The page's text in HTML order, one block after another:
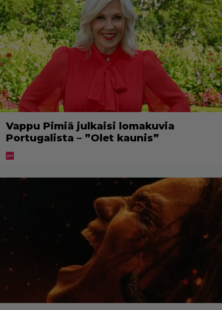
Vappu Pimiä julkaisi lomakuvia
Portugalista – ”Olet kaunis”